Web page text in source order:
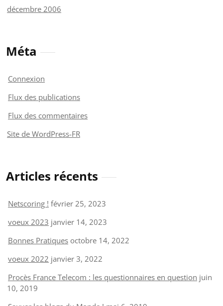
décembre 2006
Méta
Connexion
Flux des publications
Flux des commentaires
Site de WordPress-FR
Articles récents
Netscoring ! février 25, 2023
voeux 2023 janvier 14, 2023
Bonnes Pratiques octobre 14, 2022
voeux 2022 janvier 3, 2022
Procès France Telecom : les questionnaires en question juin
10, 2019